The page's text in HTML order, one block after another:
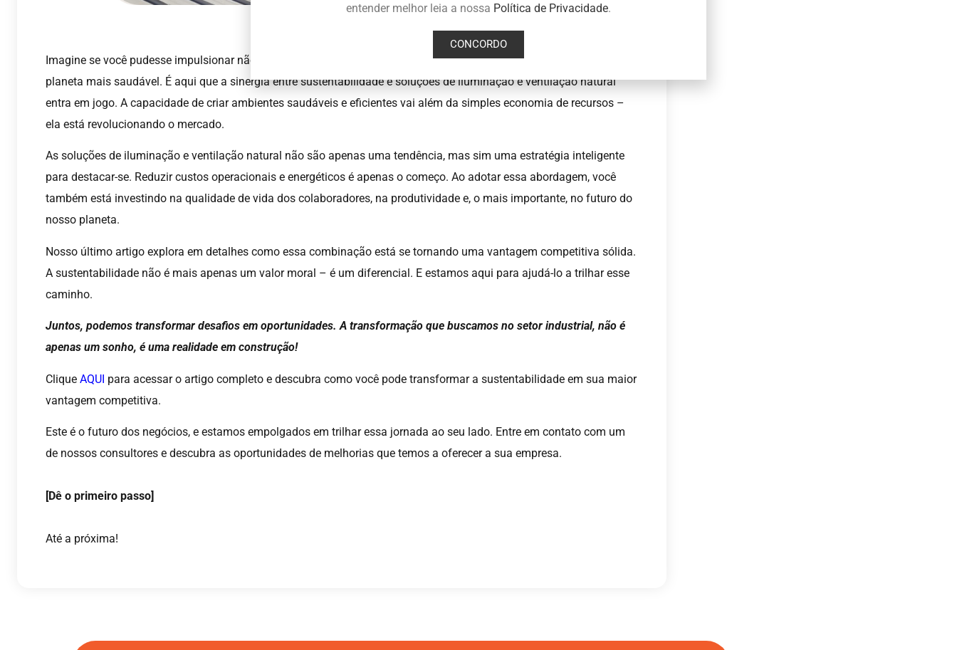
Imagine se você pudesse impulsionar não apenas o desempenho da sua empresa, mas também contribuir para um
planeta mais saudável. É aqui que a sinergia entre sustentabilidade e soluções de iluminação e ventilação natural
entra em jogo. A capacidade de criar ambientes saudáveis e eficientes vai além da simples economia de recursos –
ela está revolucionando o mercado.
As soluções de iluminação e ventilação natural não são apenas uma tendência, mas sim uma estratégia inteligente
para destacar-se. Reduzir custos operacionais e energéticos é apenas o começo. Ao adotar essa abordagem, você
também está investindo na qualidade de vida dos colaboradores, na produtividade e, o mais importante, no futuro do
nosso planeta.
Nosso último artigo explora em detalhes como essa combinação está se tornando uma vantagem competitiva sólida.
A sustentabilidade não é mais apenas um valor moral – é um diferencial. E estamos aqui para ajudá-lo a trilhar esse
caminho.
Juntos, podemos transformar desafios em oportunidades.A transformação que buscamos no setor industrial, não é
apenas um sonho, é uma realidade em construção!
Clique AQUI para acessar o artigo completo e descubra como você pode transformar a sustentabilidade em sua maior
vantagem competitiva.
Este é o futuro dos negócios, e estamos empolgados em trilhar essa jornada ao seu lado. Entre em contato com um
de nossos consultores e descubra as oportunidades de melhorias que temos a oferecer a sua empresa.
[Dê o primeiro passo]
Até a próxima!
entender melhor leia a nossa Política de Privacidade.
CONCORDO